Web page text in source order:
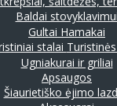
Baldai stovyklavimui
Gultai Hamakai
stalai
Ugniakurai ir griliai
Apsaugos
Šiaurietiško ėjimo